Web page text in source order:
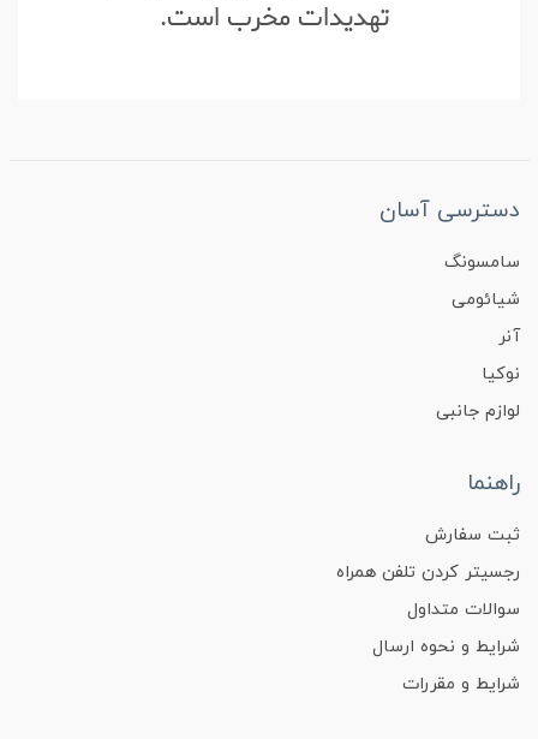
تهدیدات مخرب است.
دسترسی آسان
سامسونگ
شیائومی
آنر
نوکیا
لوازم جانبی
راهنما
ثبت سفارش
رجسیتر کردن تلفن همراه
سوالات متداول
شرایط و نحوه ارسال
شرایط و مقررات